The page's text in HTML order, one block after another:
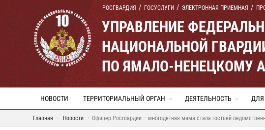
РОСГВАРДИЯ ГОСУСЛУГИ ЭЛЕКТРОННАЯ ПРИЕМНАЯ
УПРАВЛЕНИЕ
НАЦИОНАЛЬНОЙ
ПО ЯМАЛО-НЕНЕЦКОМУ
НОВОСТИ ТЕРРИТОРИАЛЬНЫЙ ОРГАН ДЕЯТЕЛЬНОСТЬ
Главная Новости Офицер Росгвардии – многодетная мама стала гостьей